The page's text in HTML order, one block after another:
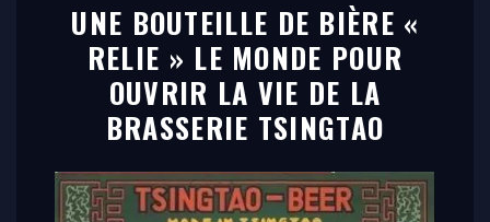
UNE BOUTEILLE DE BIÈRE «
RELIE » LE MONDE POUR
OUVRIR LA VIE DE LA
BRASSERIE TSINGTAO